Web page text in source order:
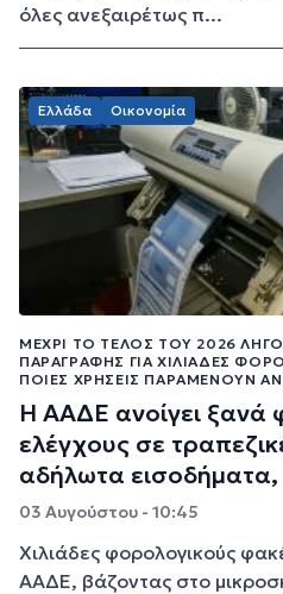
όλες ανεξαιρέτως π...
Ελλάδα Οικονομία
ΜΈΧΡΙ ΤΟ ΤΈΛΟΣ ΤΟΥ 2026
ΠΑΡΑΓΡΑΦΉΣ ΓΙΑ ΧΙΛΙΆΔΕΣ
ΠΟΙΕΣ ΧΡΉΣΕΙΣ ΠΑΡΑΜΈΝΟΥΝ
Η ΑΑΔΕ ανοίγει ξανά
ελέγχους σε
αδήλωτα
03 Αυγούστου - 10:45
Χιλιάδες φορολογικούς
ΑΑΔΕ, βάζοντας στο